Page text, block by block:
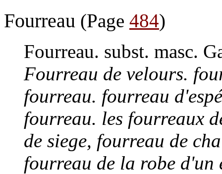
Fourreau (Page 484)
Fourreau. subst. masc.
Fourreau de velours.
fourreau. fourreau
fourreau. les fourreaux
de siege, fourreau de
fourreau de la robe d'un